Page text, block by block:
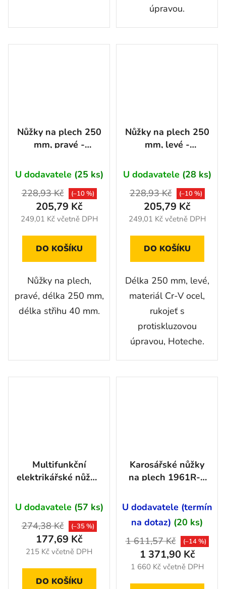
úpravou.
Nůžky na plech 250
mm, pravé -
U dodavatele (25 ks)
249,01 Kč včetně DPH
205,79 Kč
228,93 Kč (–10 %)
DO KOŠÍKU
Nůžky na plech,
pravé, délka 250 mm,
délka střihu 40 mm.
Nůžky na plech 250
mm, levé -
U dodavatele (28 ks)
249,01 Kč včetně DPH
205,79 Kč
228,93 Kč (–10 %)
DO KOŠÍKU
Délka 250 mm, levé,
materiál Cr-V ocel,
rukojeť s
protiskluzovou
úpravou, Hoteche.
Multifunkční
elektrikářské nůžky,
HT140302
U dodavatele (57 ks)
215 Kč včetně DPH
177,69 Kč
274,38 Kč (–35 %)
DO KOŠÍKU
Karosářské nůžky
na plech 1961R-1
U dodavatele (termín
na dotaz) (20 ks)
1 660 Kč včetně DPH
1 371,90 Kč
1 611,57 Kč (–14 %)